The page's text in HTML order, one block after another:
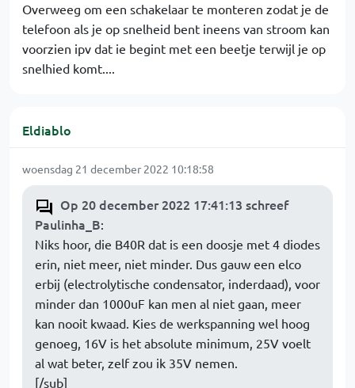
Overweeg om een schakelaar te monteren zodat je de
telefoon als je op snelheid bent ineens van stroom kan
voorzien ipv dat ie begint met een beetje terwijl je op
snelhied komt....
Eldiablo
woensdag 21 december 2022 10:18:58
Op 20 december 2022 17:41:13 schreef
Paulinha_B:
Niks hoor, die B40R dat is een doosje met 4 diodes
erin, niet meer, niet minder. Dus gauw een elco
erbij (electrolytische condensator, inderdaad), voor
minder dan 1000uF kan men al niet gaan, meer
kan nooit kwaad. Kies de werkspanning wel hoog
genoeg, 16V is het absolute minimum, 25V voelt
al wat beter, zelf zou ik 35V nemen.
[/sub]